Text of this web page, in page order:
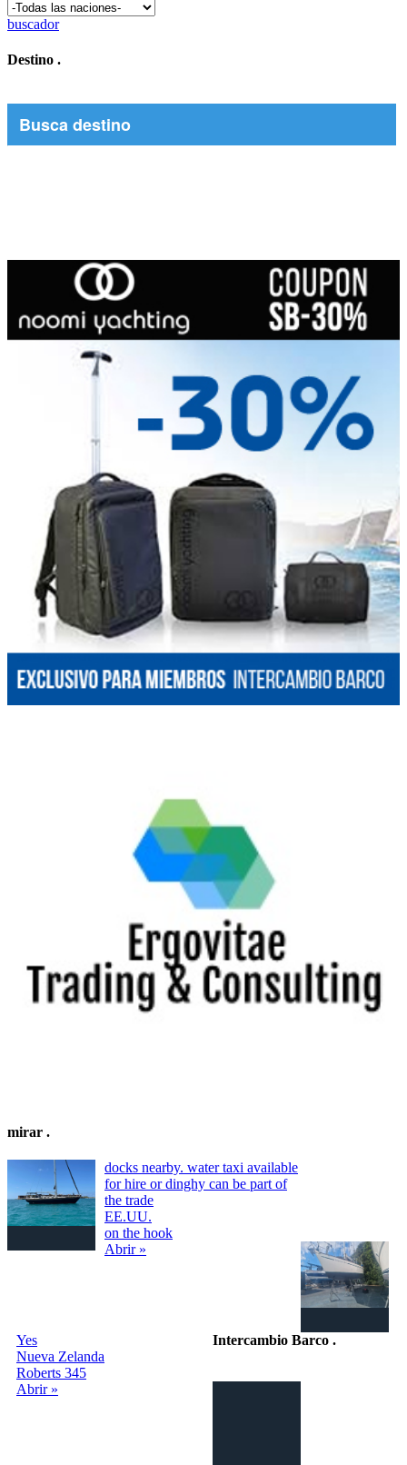
buscador
Destino .
mirar .
docks nearby. water taxi available
for hire or dinghy can be part of
the trade
EE.UU.
on the hook
Abrir »
Yes
Nueva Zelanda
Roberts 345
Abrir »
Intercambio Barco .